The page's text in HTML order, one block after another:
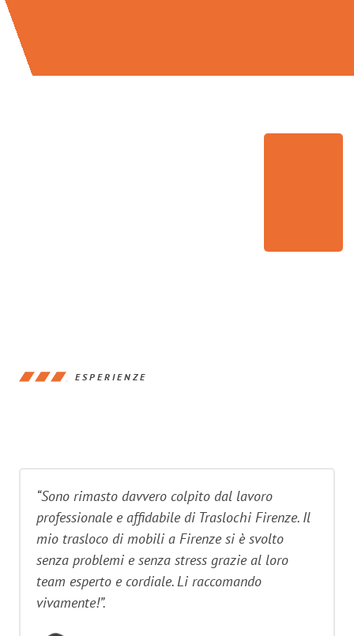
ESPERIENZE
“Sono rimasto davvero colpito dal lavoro
professionale e affidabile di Traslochi Firenze. Il
mio trasloco di mobili a Firenze si è svolto
senza problemi e senza stress grazie al loro
team esperto e cordiale. Li raccomando
vivamente!”.